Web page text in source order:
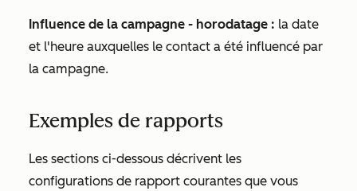
Influence de la campagne - horodatage : la date
et l'heure auxquelles le contact a été influencé par
la campagne.
Exemples de rapports
Les sections ci-dessous décrivent les
configurations de rapport courantes que vous